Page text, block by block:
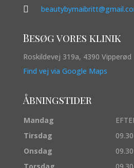

Besøg vores klinik
Roskildevej 319a, 4390 Vipperød
Find vej via Google Maps
Åbningstider
Mandag
Tirsdag
Onsdag